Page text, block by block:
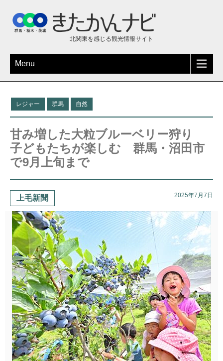
北関東を感じる観光情報サイト
Menu
レジャー 群馬 自然
甘み増した大粒ブルーベリー狩り
子どもたちが楽しむ 群馬・沼田市
で9月上旬まで
上毛新聞 2025年7月7日